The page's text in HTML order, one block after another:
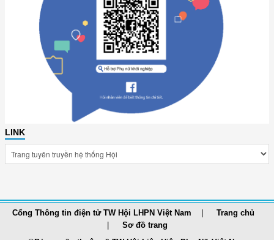
LINK
Cổng Thông tin điện tử TW Hội LHPN Việt Nam
Trang chủ
Sơ đồ trang